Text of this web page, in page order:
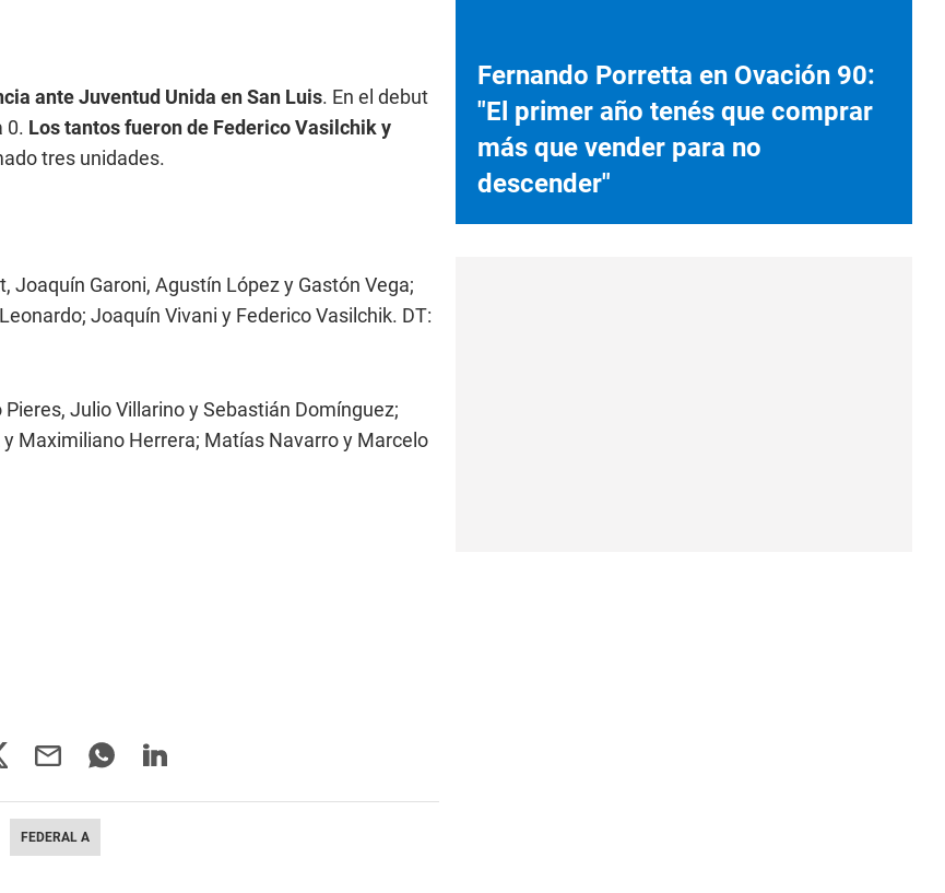
ante Juventud Unida en San Luis. En el debut
0. Los tantos fueron de Federico Vasilchik y
tres unidades.
Joaquín Garoni, Agustín López y Gastón Vega;
Joaquín Vivani y Federico Vasilchik. DT:
Julio Villarino y Sebastián Domínguez;
Maximiliano Herrera; Matías Navarro y Marcelo
FEDERAL A
Fernando Porretta en Ovación 90:
"El primer año tenés que comprar
más que vender para no
descender"